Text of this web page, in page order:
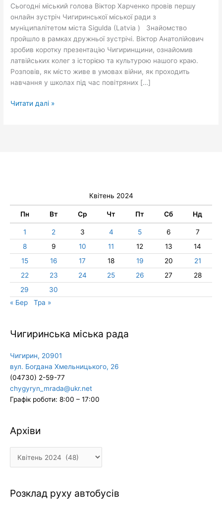
Сьогодні міський голова Віктор Харченко провів першу
онлайн зустріч Чигиринської міської ради з
муніципалітетом міста Sigulda (Latvia ) Знайомство
пройшло в рамках дружньої зустрічі. Віктор Анатолійович
зробив коротку презентацію Чигиринщини, ознайомив
латвійських колег з історією та культурою нашого краю.
Розповів, як місто живе в умовах війни, як проходить
навчання у школах під час повітряних […]
Читати далі »
Квітень 2024
Пн Вт Ср Чт Пт Сб Нд
1 2 3 4 5 6
7
8
9 10 11 12 13
14
15
16 17 18 19 20
21
22
23 24 25 26 27
28
29
30
« Бер
Тра »
Чигиринська міська рада
Чигирин, 20901
вул. Богдана Хмельницького, 26
(04730) 2-59-77
chygyryn_mrada@ukr.net
Графік роботи: 8:00 – 17:00
Архіви
Архіви
Розклад руху автобусів